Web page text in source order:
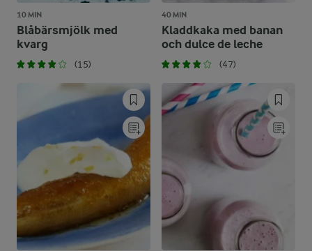
10 MIN
Blåbärsmjölk med
kvarg
(15)
40 MIN
Kladdkaka med banan
och dulce de leche
(47)